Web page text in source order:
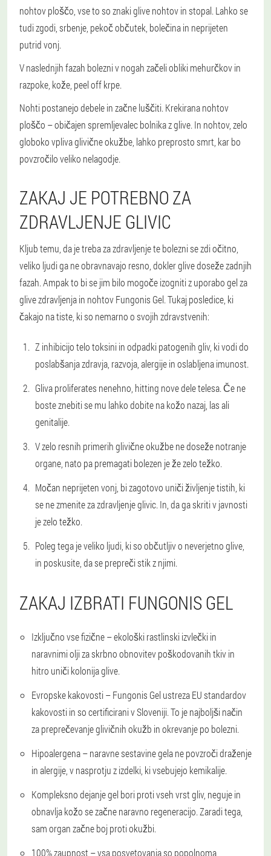
nohtov ploščo, vse to so znaki glive nohtov in stopal. Lahko se
tudi zgodi, srbenje, pekoč občutek, bolečina in neprijeten
putrid vonj.
V naslednjih fazah bolezni v nogah začeli obliki mehurčkov in
razpoke, kože, peel off krpe.
Nohti postanejo debele in začne luščiti. Krekirana nohtov
ploščo – običajen spremljevalec bolnika z glive. In nohtov, zelo
globoko vpliva glivične okužbe, lahko preprosto smrt, kar bo
povzročilo veliko nelagodje.
ZAKAJ JE POTREBNO ZA
ZDRAVLJENJE GLIVIC
Kljub temu, da je treba za zdravljenje te bolezni se zdi očitno,
veliko ljudi ga ne obravnavajo resno, dokler glive doseže zadnjih
fazah. Ampak to bi se jim bilo mogoče izogniti z uporabo gel za
glive zdravljenja in nohtov Fungonis Gel. Tukaj posledice, ki
čakajo na tiste, ki so nemarno o svojih zdravstvenih:
Z inhibicijo telo toksini in odpadki patogenih gliv, ki vodi do
poslabšanja zdravja, razvoja, alergije in oslabljena imunost.
Gliva proliferates nenehno, hitting nove dele telesa. Če ne
boste znebiti se mu lahko dobite na kožo nazaj, las ali
genitalije.
V zelo resnih primerih glivične okužbe ne doseže notranje
organe, nato pa premagati bolezen je že zelo težko.
Močan neprijeten vonj, bi zagotovo uniči življenje tistih, ki
se ne zmenite za zdravljenje glivic. In, da ga skriti v javnosti
je zelo težko.
Poleg tega je veliko ljudi, ki so občutljiv o neverjetno glive,
in poskusite, da se prepreči stik z njimi.
ZAKAJ IZBRATI FUNGONIS GEL
Izključno vse fizične– ekološki rastlinski izvlečki in
naravnimi olji za skrbno obnovitev poškodovanih tkiv in
hitro uniči kolonija glive.
Evropske kakovosti – Fungonis Gel ustreza EU standardov
kakovosti in so certificirani v Sloveniji. To je najboljši način
za preprečevanje glivičnih okužb in okrevanje po bolezni.
Hipoalergena– naravne sestavine gela ne povzroči draženje
in alergije, v nasprotju z izdelki, ki vsebujejo kemikalije.
Kompleksno dejanjegel bori proti vseh vrst gliv, neguje in
obnavlja kožo se začne naravno regeneracijo. Zaradi tega,
sam organ začne boj proti okužbi.
100% zaupnost – vsa posvetovanja so popolnoma